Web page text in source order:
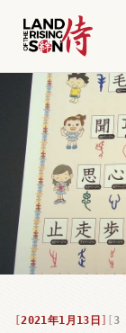
2021年1月13日 3